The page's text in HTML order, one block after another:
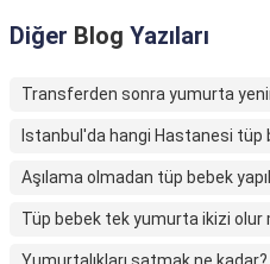
Diğer Blog Yazıları
Transferden sonra yumurta
Istanbul'da hangi Hastanesi tüp
Aşılama olmadan tüp bebek
Tüp bebek tek yumurta ikizi olur